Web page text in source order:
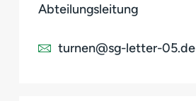
Abteilungsleitung
turnen@sg-letter-05.de